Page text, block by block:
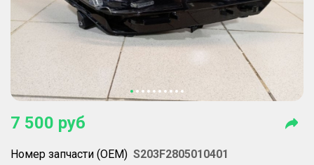
7 500 руб
Номер запчасти (OEM) S203F2805010401